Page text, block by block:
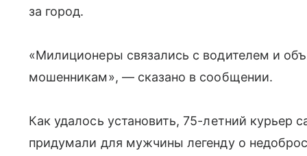
за город.
«Милиционеры связались с водителем и
мошенникам», — сказано в сообщении.
Как удалось установить, 75-летний
придумали для мужчины легенду о